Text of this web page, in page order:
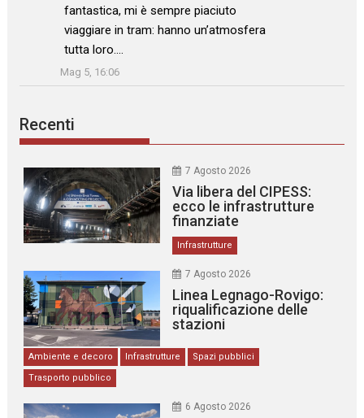
fantastica, mi è sempre piaciuto
viaggiare in tram: hanno un’atmosfera
tutta loro.…
”
Mag 5, 16:06
Recenti
7 Agosto 2026
Via libera del CIPESS:
ecco le infrastrutture
finanziate
Infrastrutture
7 Agosto 2026
Linea Legnago-Rovigo:
riqualificazione delle
stazioni
Ambiente e decoro Infrastrutture
Spazi pubblici
Trasporto pubblico
6 Agosto 2026